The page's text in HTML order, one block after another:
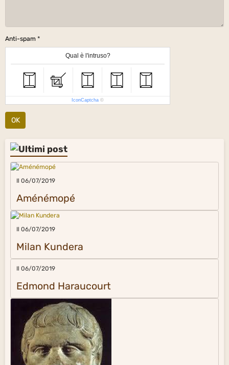
Anti-spam
Qual è l'intruso?
IconCaptcha ©
OK
Il 06/07/2019
Aménémopé
Il 06/07/2019
Milan Kundera
Il 06/07/2019
Edmond Haraucourt